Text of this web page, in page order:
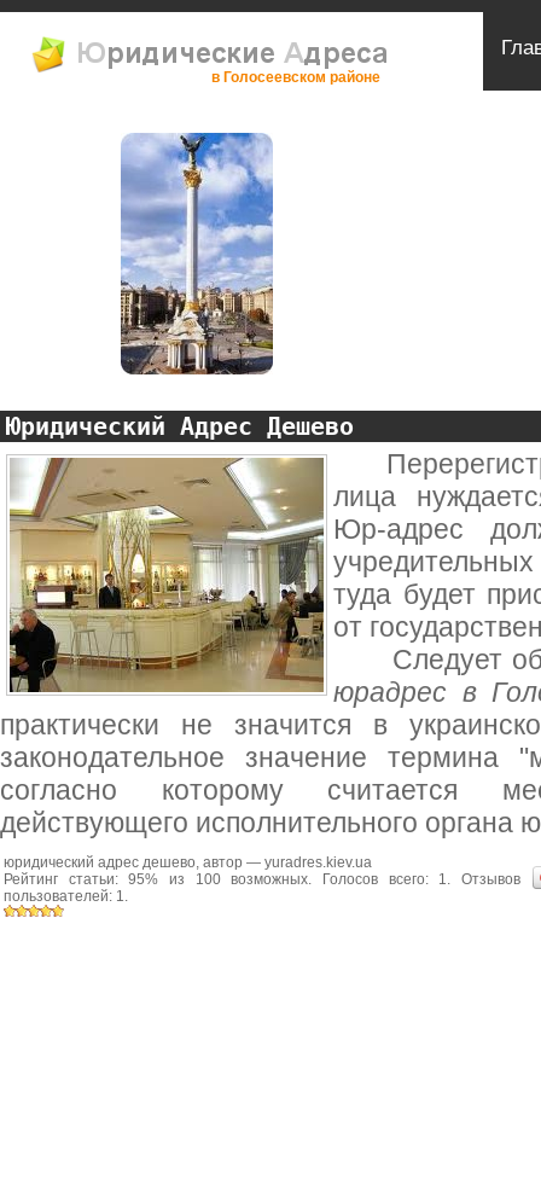
в Голосеевском районе
Юридический Адрес Дешево
лица
Юр-адрес
туда будет
от
Следует
юрадрес в
практически не значится в
законодательное значение термина
согласно которому считается
действующего исполнительного органа
юридический адрес дешево, автор — yuradres.kiev.ua
Рейтинг статьи:95% из 100возможных. Голосов всего: 1. Отзывов
пользователей: 1.